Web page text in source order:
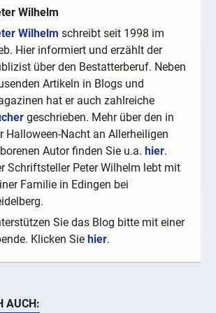
Wilhelm
Wilhelm schreibt seit 1998 im
Hier informiert und erzählt der
über den Bestatterberuf. Neben
Artikeln in Blogs und
hat er auch zahlreiche
geschrieben. Mehr über den in
Halloween-Nacht an Allerheiligen
Autor finden Sie u.a.hier.
Schriftsteller Peter Wilhelm lebt mit
Familie in Edingen bei
Sie das Blog bitte mit einer
Klicken Siehier.
AUCH: